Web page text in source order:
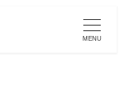
MENU